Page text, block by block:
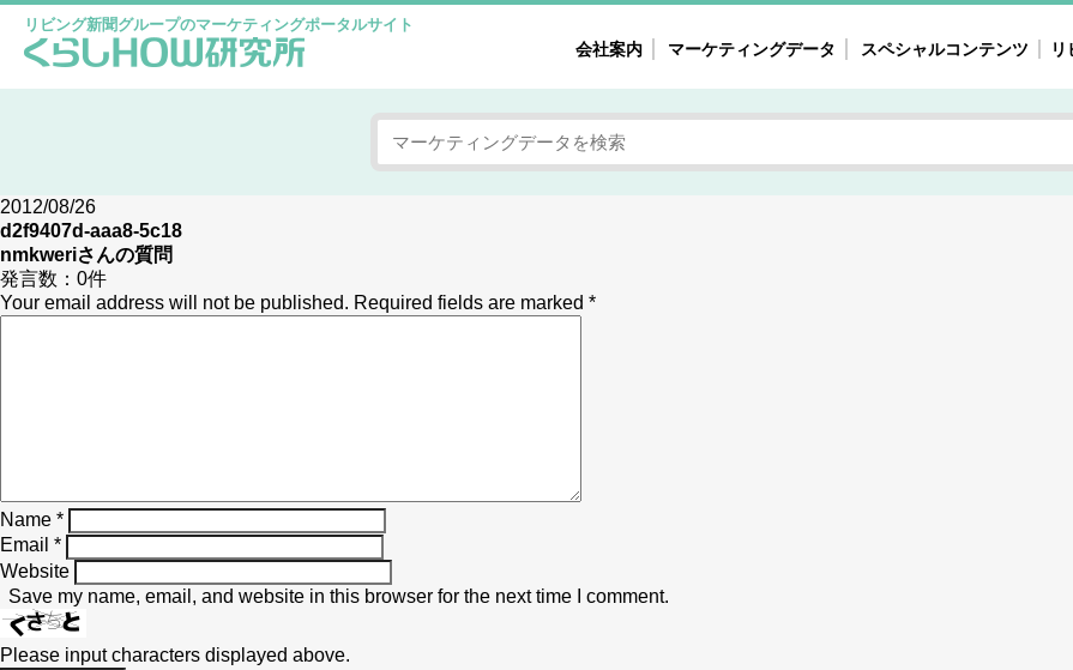
リビング新聞グループのマーケティングポータルサイト
会社案内 マーケティングデータ スペシャルコンテンツ
女性の気持ちと消費がリアルに見える
自主調査レポート
注目タ
40'
2012/08/26
d2f9407d-aaa8-5c18
nmkweriさんの質問
発言数： 0件
Your email address will not be published. Required fields are marked *
Name *
Email *
Website
Save my name, email, and website in this browser for the next time I comment.
Please input characters displayed above.